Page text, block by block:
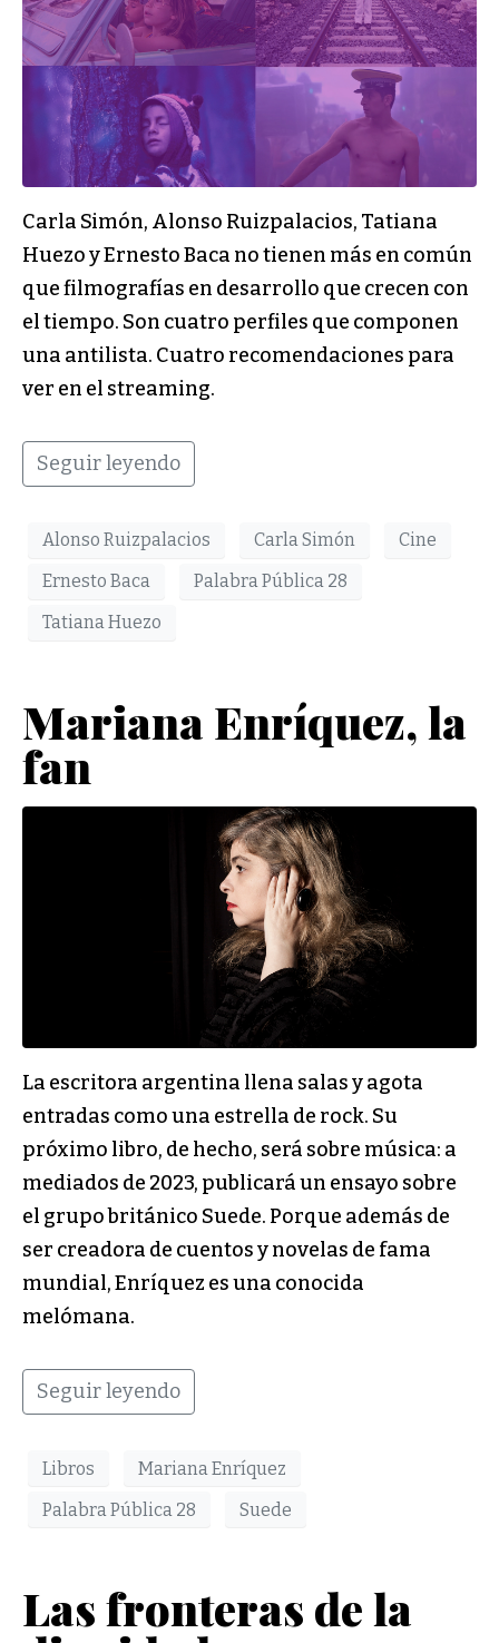
Carla Simón, Alonso Ruizpalacios, Tatiana
Huezo y Ernesto Baca no tienen más en común
que filmografías en desarrollo que crecen con
el tiempo. Son cuatro perfiles que componen
una antilista. Cuatro recomendaciones para
ver en el streaming.
Seguir leyendo
Alonso Ruizpalacios Carla Simón
Cine
Ernesto Baca
Palabra Pública 28
Tatiana Huezo
Mariana Enríquez, la
fan
La escritora argentina llena salas y agota
entradas como una estrella de rock. Su
próximo libro, de hecho, será sobre música: a
mediados de 2023, publicará un ensayo sobre
el grupo británico Suede. Porque además de
ser creadora de cuentos y novelas de fama
mundial, Enríquez es una conocida
melómana.
Seguir leyendo
Libros
Mariana Enríquez
Palabra Pública 28
Suede
Las fronteras de la